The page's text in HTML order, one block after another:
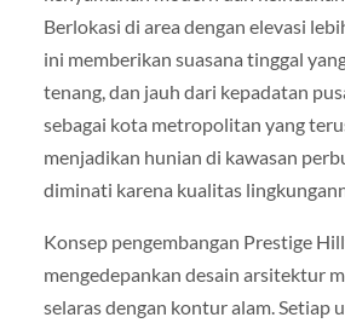
Berlokasi di area dengan elevasi
ini memberikan suasana tinggal
tenang, dan jauh dari kepadatan
sebagai kota metropolitan yang
menjadikan hunian di kawasan
diminati karena kualitas
Konsep pengembangan Prestige
mengedepankan desain arsitektur
selaras dengan kontur alam. Setiap